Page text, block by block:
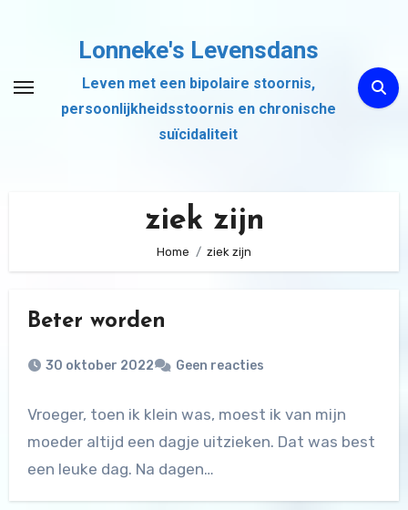
inhoud
Lonneke's Levensdans
Leven met een bipolaire stoornis,
persoonlijkheidsstoornis en chronische
suïcidaliteit
ziek zijn
Home ziek zijn
Beter worden
30 oktober 2022 Geen reacties
Vroeger, toen ik klein was, moest ik van mijn
moeder altijd een dagje uitzieken. Dat was best
een leuke dag. Na dagen…